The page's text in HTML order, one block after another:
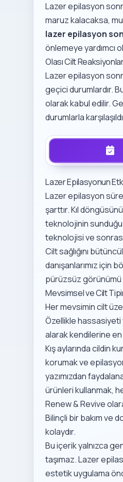
Lazer epilasyon
maruz kalacaksa,
lazer epilasyon
önlemeye yardımcı
Olası Cilt
Lazer epilasyon
geçici durumlardır.
olarak kabul edilir.
durumlarla
Lazer Epilasyonun
Lazer epilasyon
şarttır. Kıl
teknolojinin
teknolojisi ve
Cilt sağlığını
danışanlarımız için
pürüzsüz görünümü
Mevsimsel ve Cilt
Her mevsimin cilt
Özellikle hassasiyeti
alarak kendilerine
Kış aylarında cildin
korumak ve
yazımızdan
ürünleri kullanmak,
Renew & Revive
Bilinçli bir bakım ve
kolaydır.
Bu içerik yalnızca
taşımaz. Lazer
estetik uygulama